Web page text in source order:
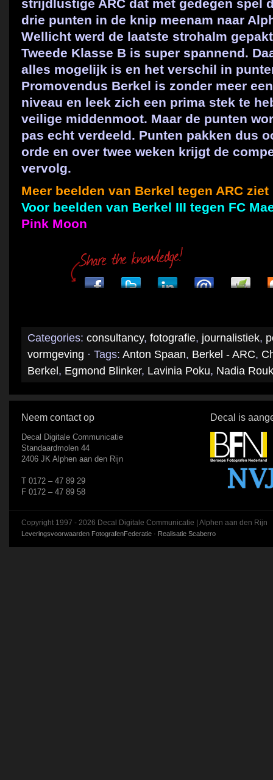
strijdlustige ARC dat met gedegen spel
drie punten in de knip meenam naar
Wellicht werd de laatste strohalm
Tweede Klasse B is super spannend.
alles mogelijk is en het verschil in
Promovendus Berkel is zonder meer
niveau en leek zich een prima stek te
veilige middenmoot. Maar de punten
pas echt verdeeld. Punten pakken dus
orde en over twee weken krijgt de
vervolg.
Meer beelden van Berkel tegen ARC ziet
Voor beelden van Berkel III tegen FC
Pink Moon
Categories: consultancy, fotografie, journalistiek,
vormgeving · Tags: Anton Spaan, Berkel - ARC,
Berkel , Egmond Blinker, Lavinia Poku, Nadia
Neem contact op
Decal Digitale Communicatie
Standaardmolen 44
2406 JK Alphen aan den Rijn
T 0172 – 47 89 29
F 0172 – 47 89 58
Decal is
Copyright 1997 - 2026 Decal Digitale Communicatie | Alphen aan den Rijn
Leveringsvoorwaarden FotografenFederatie · Realisatie Scaberro